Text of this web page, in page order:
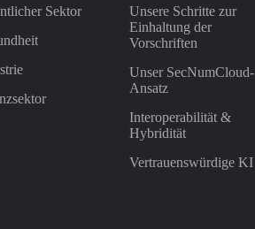
Sektor
Unsere Schritte zur
Einhaltung der
Vorschriften
Unser SecNumCloud-
Ansatz
Interoperabilität &
Hybridität
Vertrauenswürdige KI